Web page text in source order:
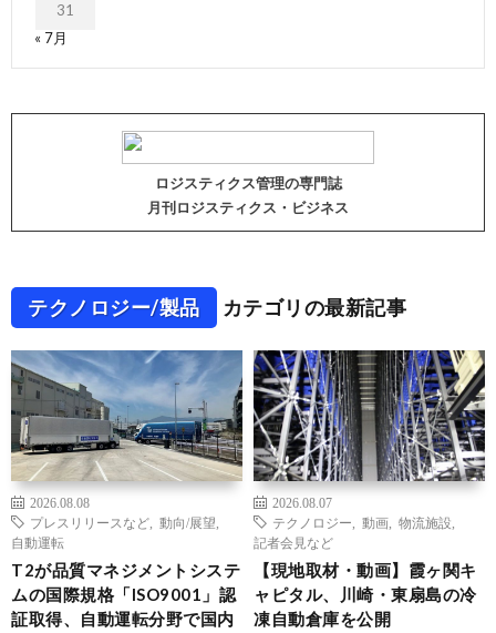
31
« 7月
ロジスティクス管理の専門誌
月刊ロジスティクス・ビジネス
テクノロジー/製品 カテゴリの最新記事
2026.08.08
プレスリリースなど
動向/展望
自動運転
T2が品質マネジメントシステ
ムの国際規格「ISO9001」認
証取得、自動運転分野で国内
2026.08.07
テクノロジー
動画 物流施設
記者会見など
【現地取材・動画】霞ヶ関キ
ャピタル、川崎・東扇島の冷
凍自動倉庫を公開